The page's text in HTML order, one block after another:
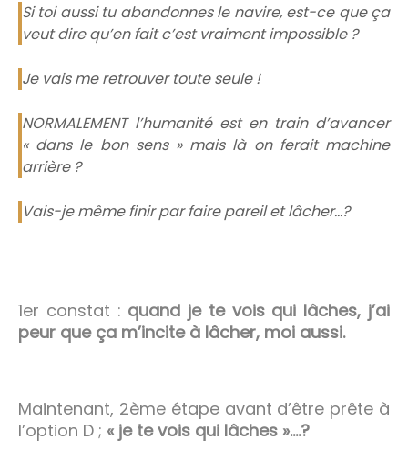
Si toi aussi tu abandonnes le navire, est-ce que ça
veut dire qu’en fait c’est vraiment impossible ?
Je vais me retrouver toute seule !
NORMALEMENT l’humanité est en train d’avancer
« dans le bon sens » mais là on ferait machine
arrière ?
Vais-je même finir par faire pareil et lâcher…?
1er constat : quand je te vois qui lâches, j’ai
peur que ça m’incite à lâcher, moi aussi.
Maintenant, 2ème étape avant d’être prête à
l’option D ; « je te vois qui lâches »….?